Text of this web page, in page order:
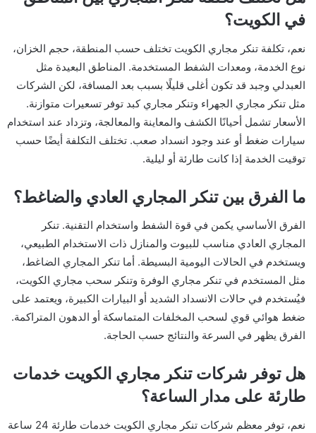
في الكويت؟
نعم، تكلفة تنكر مجاري الكويت تختلف حسب المنطقة، حجم الخزان،
نوع الخدمة، ومعدات الشفط المستخدمة. المناطق البعيدة مثل
العبدلي وجبد قد تكون أغلى قليلًا بسبب بعد المسافة، لكن الشركات
مثل تنكر مجاري الجهراء وتنكر مجاري كبد توفر تسعيرات متوازنة.
الأسعار تشمل أحيانًا الكشف والمعاينة والمعالجة، وتزداد عند استخدام
سيارات ضغط أو عند وجود انسداد صعب. تختلف التكلفة أيضًا حسب
توقيت الخدمة إذا كانت طارئة أو ليلية.
ما الفرق بين تنكر المجاري العادي والضاغط؟
الفرق الأساسي يكمن في قوة الشفط واستخدام التقنية. تنكر
المجاري العادي مناسب للبيوت والمنازل ذات الاستخدام الطبيعي،
ويستخدم في الحالات اليومية البسيطة. أما تنكر المجاري الضاغط،
مثل المستخدم في تنكر مجاري الوفرة وتنكر سحب مجاري الكويت،
فيُستخدم في حالات الانسداد الشديد أو البيارات الكبيرة، ويعتمد على
ضغط هوائي قوي لسحب المخلفات المتماسكة أو الدهون المتراكمة.
الفرق يظهر في السرعة والنتائج حسب الحاجة.
هل توفر شركات تنكر مجاري الكويت خدمات
طارئة على مدار الساعة؟
نعم، توفر معظم شركات تنكر مجاري الكويت خدمات طارئة 24 ساعة